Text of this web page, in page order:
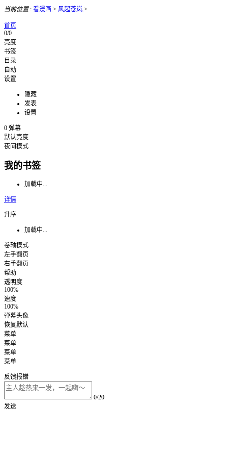
当前位置: 看漫画 > 风起苍岚 >
首页
0/0
亮度
书签
目录
自动
设置
隐藏
发表
设置
0 弹幕
默认亮度
夜间模式
我的书签
加载中...
详情
升序
加载中...
卷轴模式
左手翻页
右手翻页
帮助
透明度
100%
速度
100%
弹幕头像
恢复默认
菜单
菜单
菜单
菜单
反馈报错
0/20
发送